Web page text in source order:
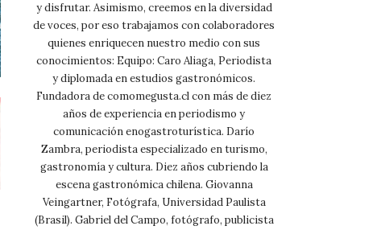
y disfrutar. Asimismo, creemos en la diversidad
de voces, por eso trabajamos con colaboradores
quienes enriquecen nuestro medio con sus
conocimientos: Equipo: Caro Aliaga, Periodista
y diplomada en estudios gastronómicos.
Fundadora de comomegusta.cl con más de diez
años de experiencia en periodismo y
comunicación enogastroturística. Darío
Zambra, periodista especializado en turismo,
gastronomía y cultura. Diez años cubriendo la
escena gastronómica chilena. Giovanna
Veingartner, Fotógrafa, Universidad Paulista
(Brasil). Gabriel del Campo, fotógrafo, publicista